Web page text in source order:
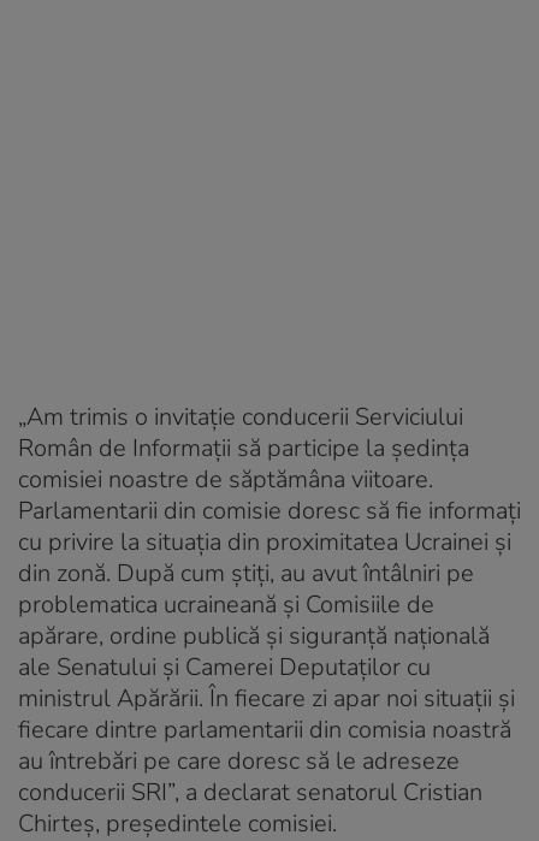
„Am trimis o invitaţie conducerii Serviciului
Român de Informaţii să participe la şedinţa
comisiei noastre de săptămâna viitoare.
Parlamentarii din comisie doresc să fie informaţi
cu privire la situaţia din proximitatea Ucrainei şi
din zonă. După cum ştiţi, au avut întâlniri pe
problematica ucraineană şi Comisiile de
apărare, ordine publică şi siguranţă naţională
ale Senatului şi Camerei Deputaţilor cu
ministrul Apărării. În fiecare zi apar noi situaţii şi
fiecare dintre parlamentarii din comisia noastră
au întrebări pe care doresc să le adreseze
conducerii SRI”, a declarat senatorul Cristian
Chirteş, preşedintele comisiei.